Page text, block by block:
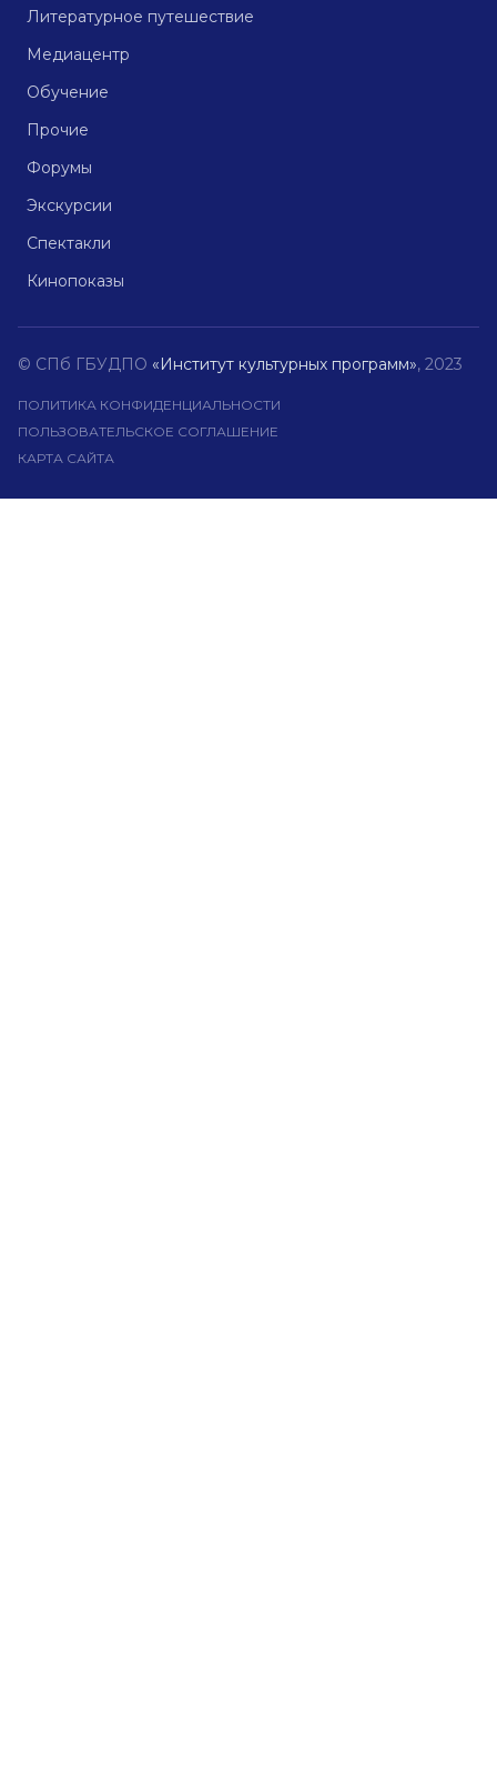
Литературное путешествие
Медиацентр
Обучение
Прочие
Форумы
Экскурсии
Спектакли
Кинопоказы
© СПб ГБУДПО «Институт культурных программ», 2023
ПОЛИТИКА КОНФИДЕНЦИАЛЬНОСТИ
ПОЛЬЗОВАТЕЛЬСКОЕ СОГЛАШЕНИЕ
КАРТА САЙТА